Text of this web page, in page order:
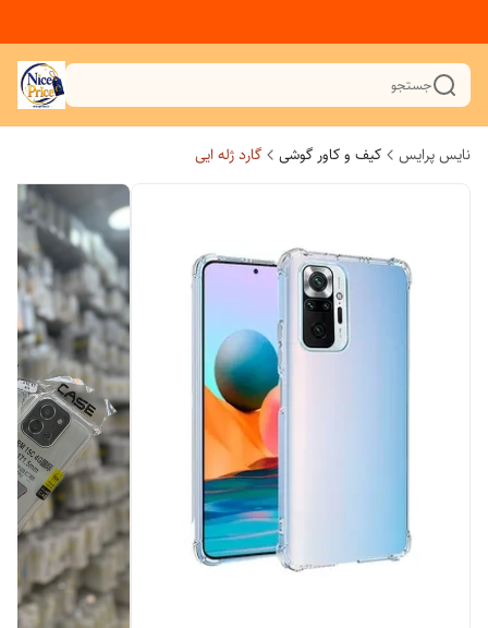
جستجو
نایس پرایس کیف و کاور گوشی گارد ژله ایی